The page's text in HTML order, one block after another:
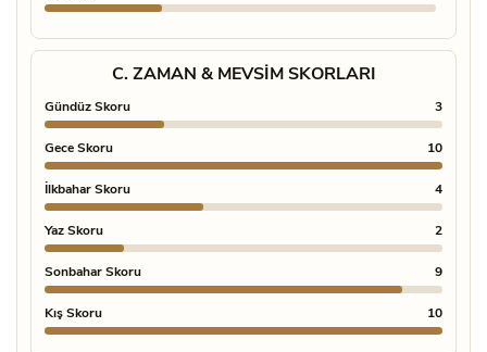
C. ZAMAN & MEVSIM SKORLARI
Gündüz Skoru 3
Gece Skoru 10
İlkbahar Skoru 4
Yaz Skoru 2
Sonbahar Skoru 9
Kış Skoru 10